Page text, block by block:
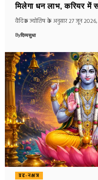
मिलेगा धन लाभ, करियर में
वैदिक ज्योतिष के अनुसार 27 जून
Byदिव्यसुधा
ग्रह-नक्षत्र